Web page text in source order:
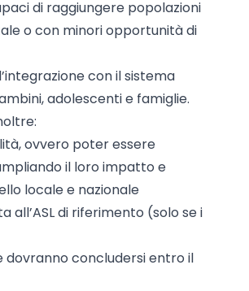
di raggiungere popolazioni
o con minori opportunità di
con il sistema
adolescenti e famiglie.
ovvero poter essere
il loro impatto e
locale e nazionale
di riferimento (solo se i
dovranno concludersi entro il